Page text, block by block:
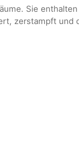
Sie
zerstampft und